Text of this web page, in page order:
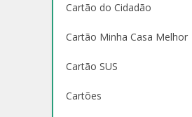
Cartão do Cidadão
Cartão Minha Casa Melhor
Cartão SUS
Cartões